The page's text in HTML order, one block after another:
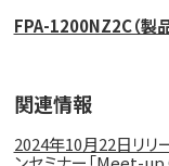
FPA-1200NZ2C（製
関連情報
2024年10月22日リリ